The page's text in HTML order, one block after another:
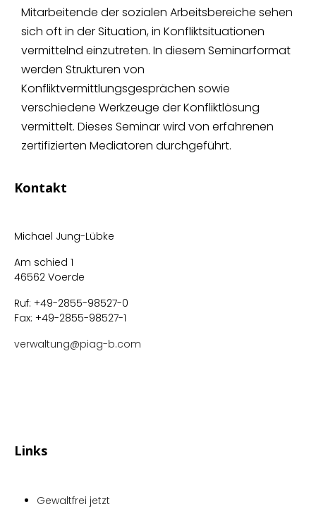
Mitarbeitende der sozialen Arbeitsbereiche sehen
sich oft in der Situation, in Konfliktsituationen
vermittelnd einzutreten. In diesem Seminarformat
werden Strukturen von
Konfliktvermittlungsgesprächen sowie
verschiedene Werkzeuge der Konfliktlösung
vermittelt. Dieses Seminar wird von erfahrenen
zertifizierten Mediatoren durchgeführt.
Kontakt
Michael Jung-Lübke
Am schied 1
46562 Voerde
Ruf: +49-2855-98527-0
Fax: +49-2855-98527-1
verwaltung@piag-b.com
Links
Gewaltfrei jetzt